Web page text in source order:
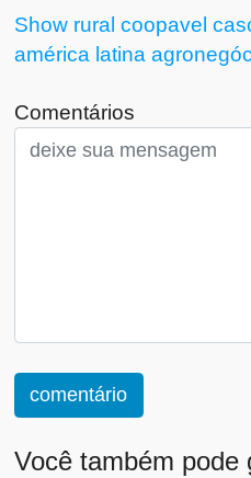
Show rural coopavel
américa latina
Comentários
comentário
Você também pode